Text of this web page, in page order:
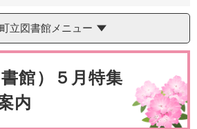
・中文・한글）
立図書館メニュー
館）５月特集
内